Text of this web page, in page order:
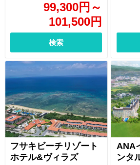
99,300円 ～
101,500円
検索
フサキビーチリゾート
ホテル&ヴィラズ
ANA
ンタ